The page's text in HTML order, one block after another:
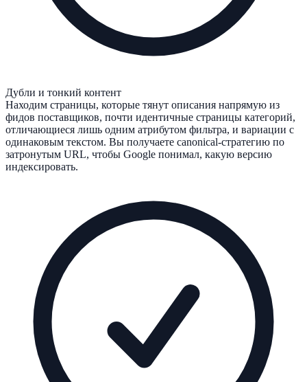
Дубли и тонкий контент
Находим страницы, которые тянут описания напрямую из
фидов поставщиков, почти идентичные страницы категорий,
отличающиеся лишь одним атрибутом фильтра, и вариации с
одинаковым текстом. Вы получаете canonical-стратегию по
затронутым URL, чтобы Google понимал, какую версию
индексировать.